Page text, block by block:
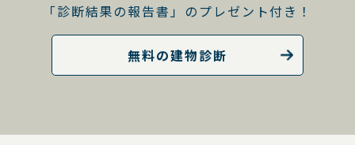
「診断結果の報告書」のプレゼント付き！
無料の建物診断